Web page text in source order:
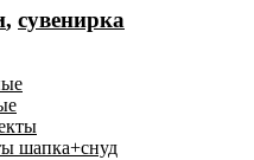
, сувенирка
шапка+снуд